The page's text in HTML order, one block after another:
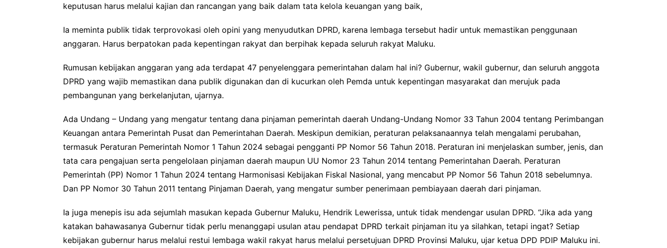
keputusan harus melalui kajian dan rancangan yang baik dalam tata kelola keuangan yang baik,
Ia meminta publik tidak terprovokasi oleh opini yang menyudutkan DPRD, karena lembaga tersebut hadir untuk memastikan penggunaan
anggaran. Harus berpatokan pada kepentingan rakyat dan berpihak kepada seluruh rakyat Maluku.
Rumusan kebijakan anggaran yang ada terdapat 47 penyelenggara pemerintahan dalam hal ini? Gubernur, wakil gubernur, dan seluruh anggota
DPRD yang wajib memastikan dana publik digunakan dan di kucurkan oleh Pemda untuk kepentingan masyarakat dan merujuk pada
pembangunan yang berkelanjutan, ujarnya.
Ada Undang – Undang yang mengatur tentang dana pinjaman pemerintah daerah Undang-Undang Nomor 33 Tahun 2004 tentang Perimbangan
Keuangan antara Pemerintah Pusat dan Pemerintahan Daerah. Meskipun demikian, peraturan pelaksanaannya telah mengalami perubahan,
termasuk Peraturan Pemerintah Nomor 1 Tahun 2024 sebagai pengganti PP Nomor 56 Tahun 2018. Peraturan ini menjelaskan sumber, jenis, dan
tata cara pengajuan serta pengelolaan pinjaman daerah maupun UU Nomor 23 Tahun 2014 tentang Pemerintahan Daerah. Peraturan
Pemerintah (PP) Nomor 1 Tahun 2024 tentang Harmonisasi Kebijakan Fiskal Nasional, yang mencabut PP Nomor 56 Tahun 2018 sebelumnya.
Dan PP Nomor 30 Tahun 2011 tentang Pinjaman Daerah, yang mengatur sumber penerimaan pembiayaan daerah dari pinjaman.
Ia juga menepis isu ada sejumlah masukan kepada Gubernur Maluku, Hendrik Lewerissa, untuk tidak mendengar usulan DPRD. “Jika ada yang
katakan bahawasanya Gubernur tidak perlu menanggapi usulan atau pendapat DPRD terkait pinjaman itu ya silahkan, tetapi ingat? Setiap
kebijakan gubernur harus melalui restui lembaga wakil rakyat harus melalui persetujuan DPRD Provinsi Maluku, ujar ketua DPD PDIP Maluku ini.